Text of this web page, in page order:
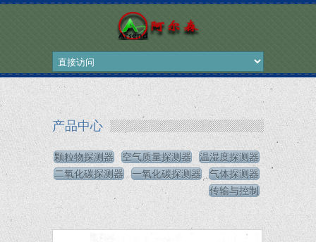
产品中心
颗粒物探测器 空气质量探测器
温湿度探测器
二氧化碳探测器
一氧化碳探测器
气体探测器
传输与控制